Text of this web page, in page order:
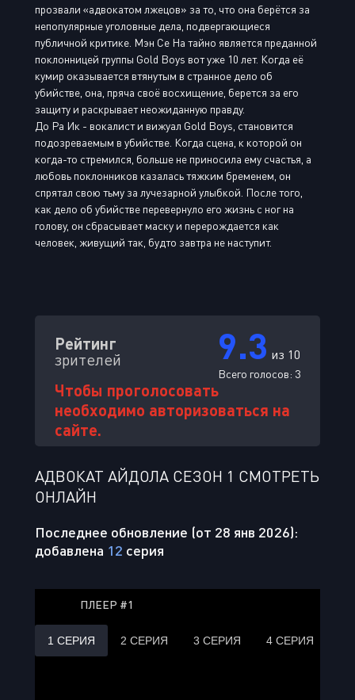
прозвали «адвокатом лжецов» за то, что она берётся за
непопулярные уголовные дела, подвергающиеся
публичной критике. Мэн Се На тайно является преданной
поклонницей группы Gold Boys вот уже 10 лет. Когда её
кумир оказывается втянутым в странное дело об
убийстве, она, пряча своё восхищение, берется за его
защиту и раскрывает неожиданную правду.
До Ра Ик - вокалист и вижуал Gold Boys, становится
подозреваемым в убийстве. Когда сцена, к которой он
когда-то стремился, больше не приносила ему счастья, а
любовь поклонников казалась тяжким бременем, он
спрятал свою тьму за лучезарной улыбкой. После того,
как дело об убийстве перевернуло его жизнь с ног на
голову, он сбрасывает маску и перерождается как
человек, живущий так, будто завтра не наступит.
Рейтинг
зрителей 9.3 из 10
Всего голосов: 3
Чтобы проголосовать
необходимо авторизоваться на
сайте.
АДВОКАТ АЙДОЛА СЕЗОН 1 СМОТРЕТЬ
ОНЛАЙН
Последнее обновление (от 28 янв 2026):
добавлена 12 серия
ПЛЕЕР #1